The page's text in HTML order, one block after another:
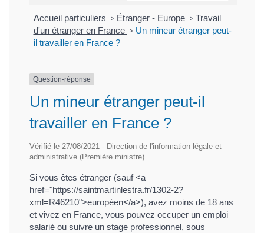
Accueil particuliers > Étranger - Europe > Travail
d'un étranger en France > Un mineur étranger peut-
il travailler en France ?
Question-réponse
Un mineur étranger peut-il
travailler en France ?
Vérifié le 27/08/2021 - Direction de l'information légale et
administrative (Première ministre)
Si vous êtes étranger (sauf <a
href="https://saintmartinlestra.fr/1302-2?
xml=R46210">européen</a>), avez moins de 18 ans
et vivez en France, vous pouvez occuper un emploi
salarié ou suivre un stage professionnel, sous